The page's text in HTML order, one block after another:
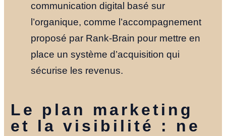
Accueil
Nos
communication digital basé sur
l’organique, comme l’accompagnement
proposé par Rank-Brain pour mettre en
place un système d’acquisition qui
sécurise les revenus.
Le plan marketing
et la visibilité : ne